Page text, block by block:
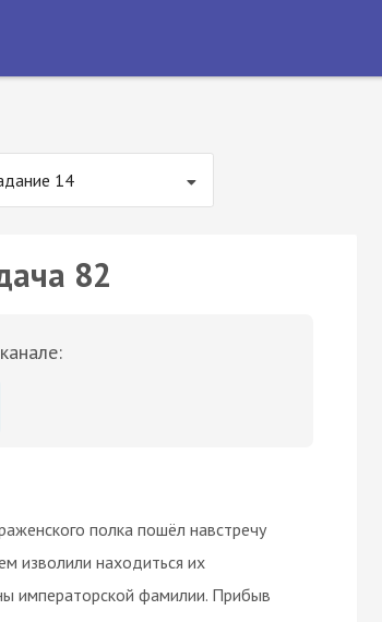
14
82
полка пошёл навстречу
изволили находиться их
императорской фамилии. Прибыв